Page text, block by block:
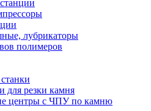
лубрикаторы
полимеров
для резки камня
центры с ЧПУ по камню